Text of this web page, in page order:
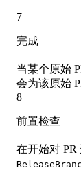
7
完成
当某个原始
会为该原始
8
前置检查
在开始对 PR